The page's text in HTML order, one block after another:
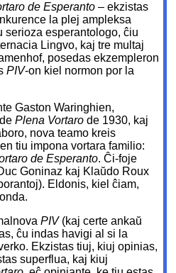
de Esperanto – ekzistas
la plej ampleksa
serioza esperantologo, ĉiu
Lingvo, kaj tre multaj
posedas ekzempleron
PIV-on kiel normon por la
Gaston Waringhien,
dePlena Vortaro de 1930, kaj
nova teamo kreis
tiu impona vortara familio:
de Esperanto. Ĉi-foje
Goninaz kaj Klaŭdo Roux
Eldonis, kiel ĉiam,
PIV(kaj certe ankaŭ
ĉu indas havigi al si la
Ekzistas tiuj, kiuj opinias,
superflua, kaj kiuj